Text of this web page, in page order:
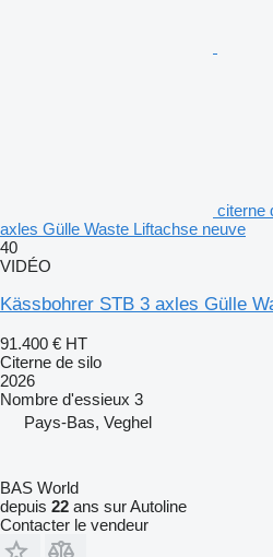
citerne
axles Gülle Waste Liftachse neuve
40
VIDÉO
Kässbohrer STB 3 axles Gülle
91.400 € HT
Citerne de silo
2026
Nombre d'essieux 3
Pays-Bas, Veghel
BAS World
depuis 22 ans sur Autoline
Contacter le vendeur